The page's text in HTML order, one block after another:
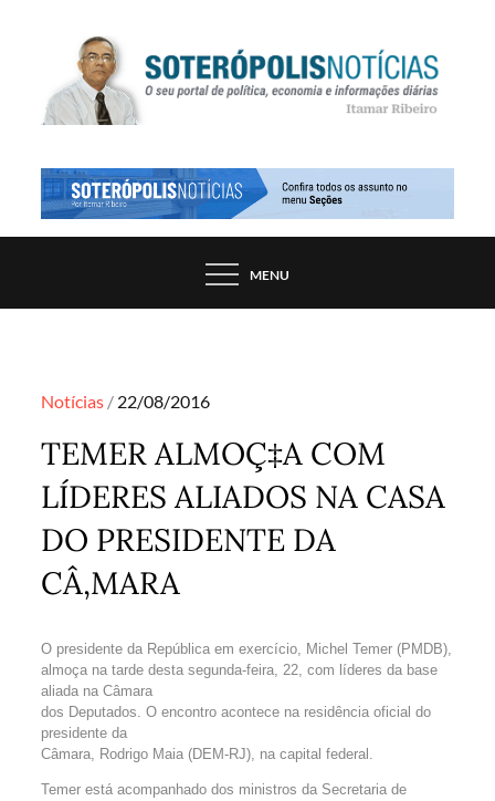
SOTERÓPOLIS NOTÍCIAS
PORTAL DE NOTÍCIAS DE SALVADOR E
MENU
Notícias Posted
22/08/2016
TEMER ALMOÇ‡A COM
LÍDERES ALIADOS NA CASA
DO PRESIDENTE DA
CÂ‚MARA
O presidente da República em exercício, Michel Temer (PMDB),
almoça na tarde desta segunda-feira, 22, com líderes da base
aliada na Câmara
dos Deputados. O encontro acontece na residência oficial do
presidente da
Câmara, Rodrigo Maia (DEM-RJ), na capital federal.
Temer está acompanhado dos ministros da Secretaria de